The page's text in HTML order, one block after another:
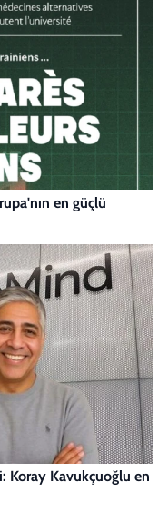
en güçlü
Koray Kavukçuoğlu en